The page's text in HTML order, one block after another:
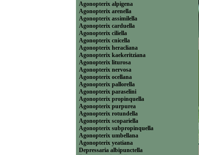
Agonopterix alpigena
Agonopterix arenella
Agonopterix assimilella
Agonopterix carduella
Agonopterix ciliella
Agonopterix cnicella
Agonopterix heracliana
Agonopterix kaekeritziana
Agonopterix liturosa
Agonopterix nervosa
Agonopterix ocellana
Agonopterix pallorella
Agonopterix paraselini
Agonopterix propinquella
Agonopterix purpurea
Agonopterix rotundella
Agonopterix scopariella
Agonopterix subpropinquella
Agonopterix umbellana
Agonopterix yeatiana
Depressaria albipunctella